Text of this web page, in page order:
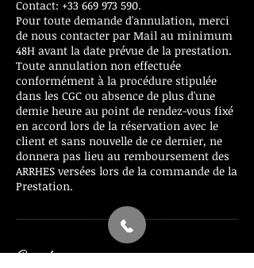
Contact: +33 669 973 590.
Pour toute demande d'annulation, merci
de nous contacter par Mail au minimum
48H avant la date prévue de la prestation.
Toute annulation non effectuée
conformément à la procédure stipulée
dans les CGC ou absence de plus d'une
demie heure au point de rendez-vous fixé
en accord lors de la réservation avec le
client et sans nouvelle de ce dernier, ne
donnera pas lieu au remboursement des
ARRHES versées lors de la commande de la
Prestation.
Coordonnées